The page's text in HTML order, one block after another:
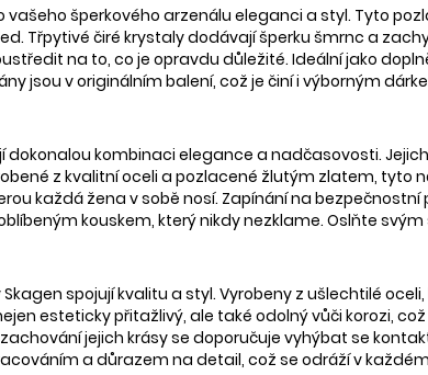
šperkového arzenálu eleganci a styl. Tyto
Třpytivé čiré krystaly dodávají šperku šmrnc a
na to, co je opravdu důležité. Ideální jako
jsou v originálním balení, což je činí i výborným
kombinaci elegance a nadčasovosti.
z kvalitní oceli a pozlacené žlutým zlatem, tyto
každá žena v sobě nosí. Zapínání na
kouskem, který nikdy nezklame. Oslňte
spojují kvalitu a styl. Vyrobeny z ušlechtilé
esteticky přitažlivý, ale také odolný vůči korozi,
jejich krásy se doporučuje vyhýbat se
a důrazem na detail, což se odráží v